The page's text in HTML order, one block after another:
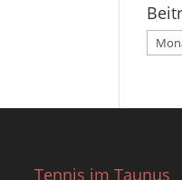
Tennis im Taunus